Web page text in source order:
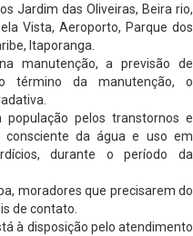
Jardim das Oliveiras, Beira rio,
Vista, Aeroporto, Parque dos
Itaporanga.
manutenção, a previsão de
da manutenção, o
população pelos transtornos e
da água e uso em
durante o período da
moradores que precisarem do
de contato.
à disposição pelo atendimento